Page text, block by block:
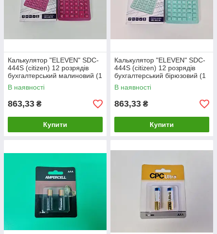
Калькулятор "ELEVEN" SDC-
444S (citizen) 12 розрядів
бухгалтерський малиновий (1
шт.)
В наявності
863,33 ₴
Купити
Калькулятор "ELEVEN" SDC-
444S (citizen) 12 розрядів
бухгалтерський бірюзовий (1
шт.)
В наявності
863,33 ₴
Купити